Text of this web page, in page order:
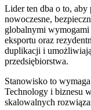
Lider ten dba o to,
nowoczesne,
globalnymi
eksportu oraz
duplikacji i
przedsiębiorstwa.
Stanowisko to
Technology i biznesu
skalowalnych